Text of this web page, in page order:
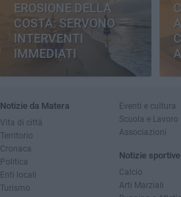
EROSIONE DELLA
COSTA: SERVONO
INTERVENTI
IMMEDIATI
Notizie da Matera
Vita di città
Territorio
Cronaca
Politica
Enti locali
Turismo
Eventi e cultura
Scuola e Lavoro
Associazioni
Notizie sportive
Calcio
Arti Marziali